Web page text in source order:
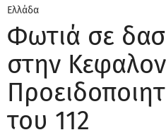
Ελλάδα
Φωτιά σε
στην
του 112